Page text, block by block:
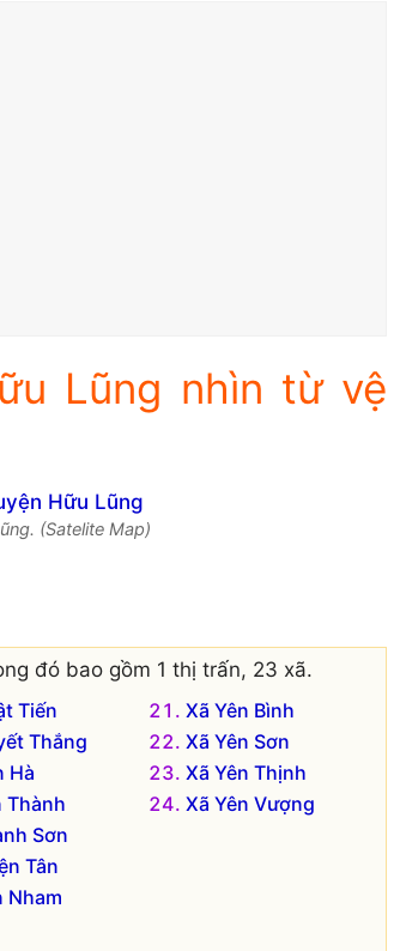
Lũng nhìn từ vệ
(Satelite Map)
đó bao gồm 1 thị trấn, 23 xã.
Tiến
Thắng
Hà
Thành
Sơn
Tân
Nham
Xã Yên Bình
Xã Yên Sơn
Xã Yên Thịnh
Xã Yên Vượng